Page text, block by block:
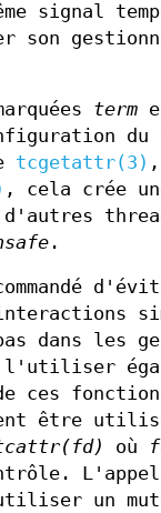
signal
term
du
tcgetattr(3)
, cela crée
.
dans les
ces
être
où
un